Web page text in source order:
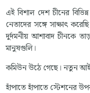
এই বিশাল দেশ চীনের বিভিন্ন
নেতাদের সঙ্গে সাক্ষাৎ
দুর্দমনীয় আশাবাদ চীনকে
মানুষগুলি।
কমিউন উঠে গেছে। নতুন
হাঁপাতে হাঁপাতে স্টেশনের